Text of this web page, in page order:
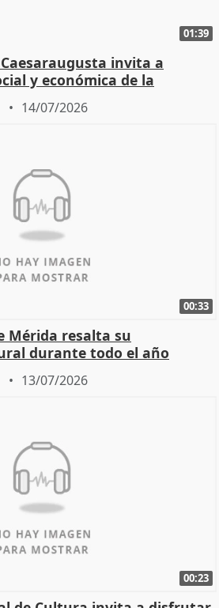
01:39
invita a
y económica de la
14/07/2026
00:33
Mérida resalta su
durante todo el año
13/07/2026
00:23